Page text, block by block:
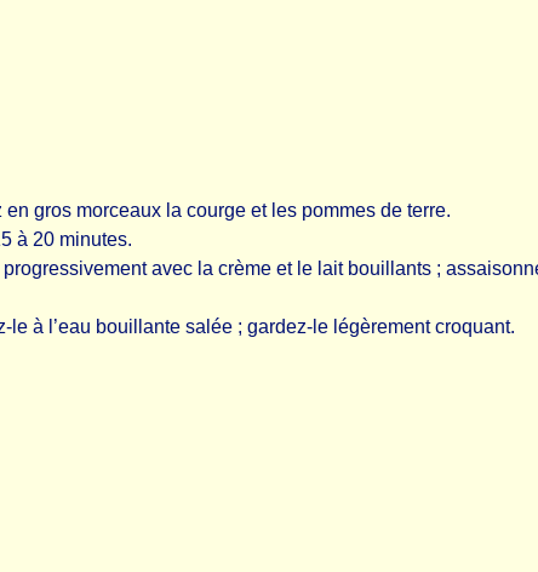
gros morceaux la courge et les pommes de terre.
à 20 minutes.
avec la crème et le lait bouillants ;
le à l’eau bouillante salée ; gardez-le légèrement croquant.